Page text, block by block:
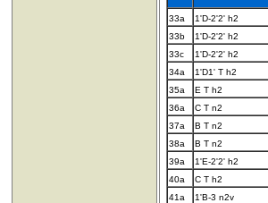
33a 1'D-2'2' h2
33b
1'D-2'2' h2
33c
1'D-2'2' h2
34a
1'D1' T h2
35a
E T h2
36a
C T n2
37a
B T n2
38a
B T n2
39a
1'E-2'2' h2
40a
C T h2
41a
1'B-3 n2v